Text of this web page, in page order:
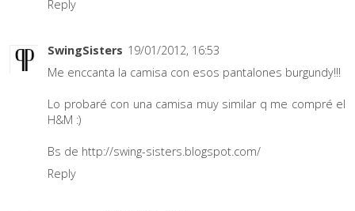
Reply
SwingSisters 19/01/2012, 16:53
Me enccanta la camisa con esos pantalones burgundy!!!
Lo probaré con una camisa muy similar q me compré el
H&M :)
Bs de http://swing-sisters.blogspot.com/
Reply